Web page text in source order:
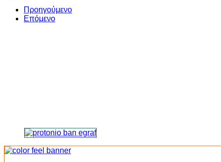
Share
Προηγούμενο
Επόμενο